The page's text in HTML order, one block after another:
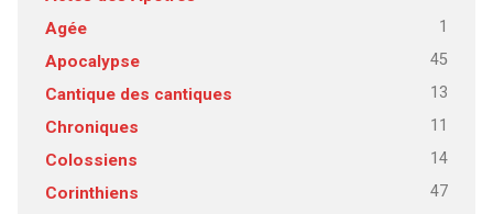
Agée 1
Apocalypse 45
Cantique des cantiques 13
Chroniques 11
Colossiens 14
Corinthiens 47